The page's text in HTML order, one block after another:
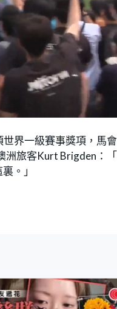
界一級賽事獎項，馬
洲旅客Kurt Brigden：
。」